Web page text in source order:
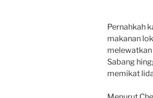
Pernahkah
makanan
Sabang
memikat